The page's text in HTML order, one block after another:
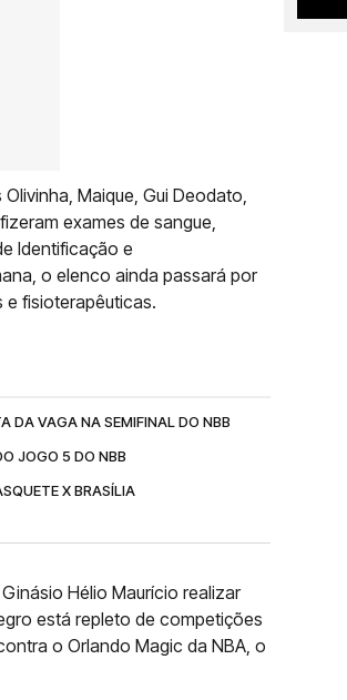
Maique, Gui Deodato,
exames de sangue,
Identificação e
o elenco ainda passará por
fisioterapêuticas.
DA VAGA NA SEMIFINAL DO NBB
JOGO 5 DO NBB
X BRASÍLIA
Hélio Maurício realizar
está repleto de competições
o Orlando Magic da NBA, o